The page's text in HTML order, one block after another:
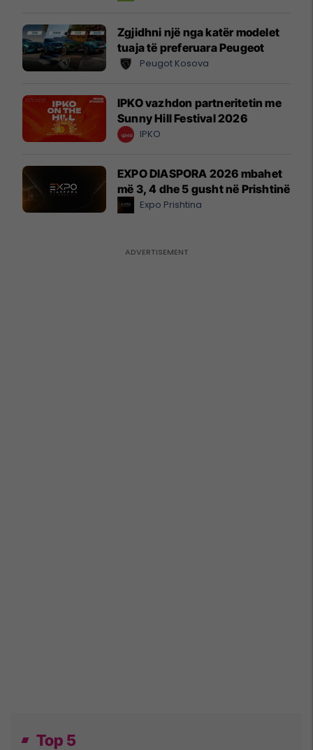
Zgjidhni një nga katër modelet
tuaja të preferuara Peugeot
Peugot Kosova
IPKO vazhdon partneritetin me
Sunny Hill Festival 2026
IPKO
EXPO DIASPORA 2026 mbahet
më 3, 4 dhe 5 gusht në Prishtinë
Expo Prishtina
Top 5